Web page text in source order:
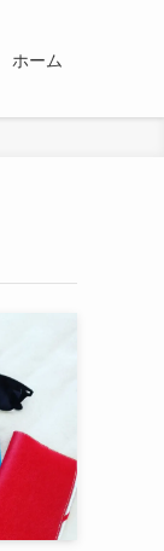
ホーム